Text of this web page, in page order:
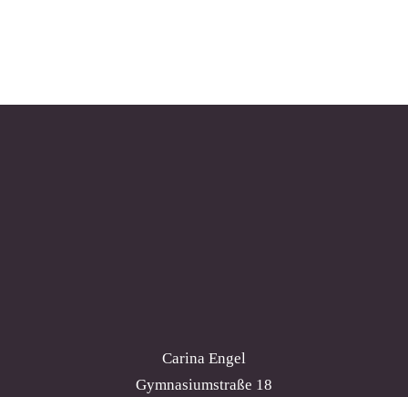
Carina Engel
Gymnasiumstraße 18